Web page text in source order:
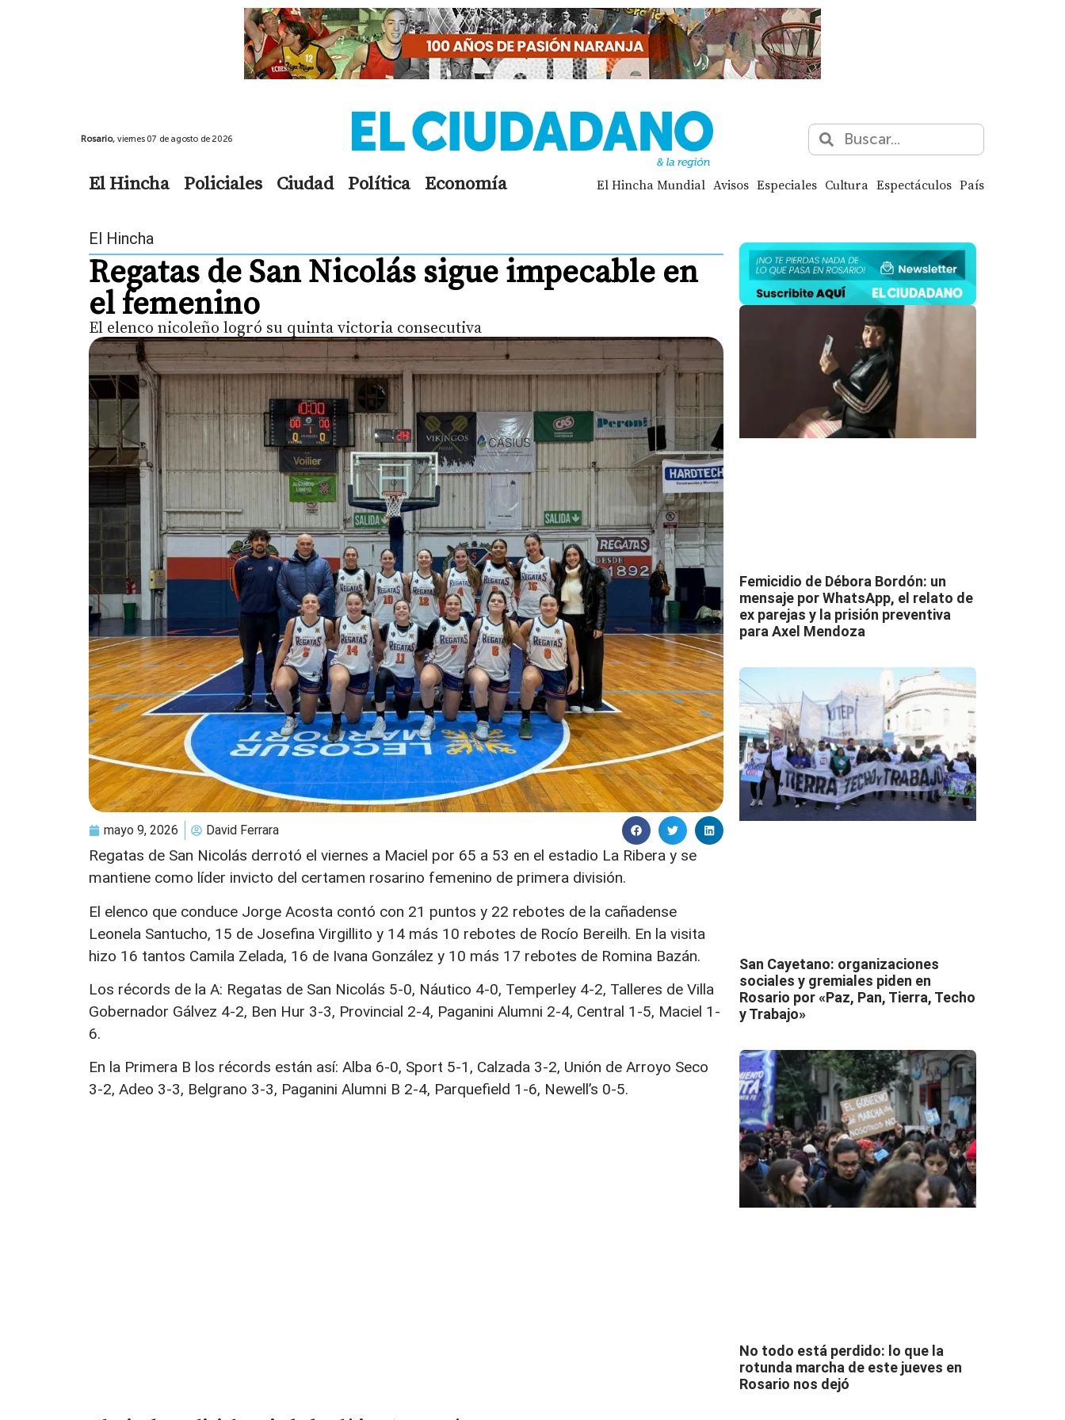
Rosario, viernes 07 de agosto de 2026
El Hincha Policiales Ciudad Política Economía El Hincha Mundial Avisos Especiales Cultura Espectáculos País
El Hincha
Regatas de San Nicolás sigue impecable en
el femenino
El elenco nicoleño logró su quinta victoria consecutiva
mayo 9, 2026 David Ferrara
Regatas de San Nicolás derrotó el viernes a Maciel por 65 a 53 en el estadio La Ribera y se
mantiene como líder invicto del certamen rosarino femenino de primera división.
El elenco que conduce Jorge Acosta contó con 21 puntos y 22 rebotes de la cañadense
Leonela Santucho, 15 de Josefina Virgillito y 14 más 10 rebotes de Rocío Bereilh. En la visita
hizo 16 tantos Camila Zelada, 16 de Ivana González y 10 más 17 rebotes de Romina Bazán.
Los récords de la A: Regatas de San Nicolás 5-0, Náutico 4-0, Temperley 4-2, Talleres de Villa
Gobernador Gálvez 4-2, Ben Hur 3-3, Provincial 2-4, Paganini Alumni 2-4, Central 1-5, Maciel 1-
6.
En la Primera B los récords están así: Alba 6-0, Sport 5-1, Calzada 3-2, Unión de Arroyo Seco
3-2, Adeo 3-3, Belgrano 3-3, Paganini Alumni B 2-4, Parquefield 1-6, Newell’s 0-5.
Femicidio de Débora Bordón: un
mensaje por WhatsApp, el relato de
ex parejas y la prisión preventiva
para Axel Mendoza
San Cayetano: organizaciones
sociales y gremiales piden en
Rosario por «Paz, Pan, Tierra, Techo
y Trabajo»
No todo está perdido: lo que la
rotunda marcha de este jueves en
Rosario nos dejó